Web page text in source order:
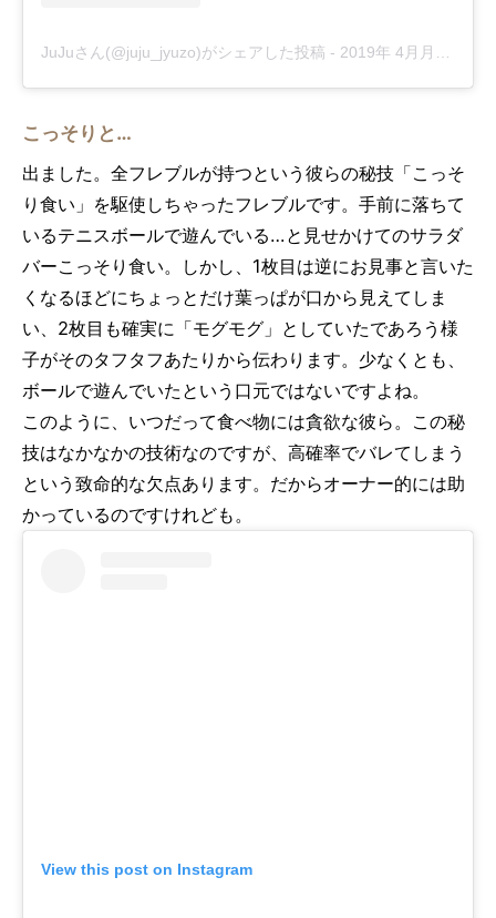
JuJuさん(@juju_jyuzo)がシェアした投稿 - 2019年 4月月15日午後6時26分PDT
こっそりと…
出ました。全フレブルが持つという彼らの秘技「こっそ
り食い」を駆使しちゃったフレブルです。手前に落ちて
いるテニスボールで遊んでいる…と見せかけてのサラダ
バーこっそり食い。しかし、1枚目は逆にお見事と言いた
くなるほどにちょっとだけ葉っぱが口から見えてしま
い、2枚目も確実に「モグモグ」としていたであろう様
子がそのタフタフあたりから伝わります。少なくとも、
ボールで遊んでいたという口元ではないですよね。
このように、いつだって食べ物には貪欲な彼ら。この秘
技はなかなかの技術なのですが、高確率でバレてしまう
という致命的な欠点あります。だからオーナー的には助
かっているのですけれども。
View this post on Instagram